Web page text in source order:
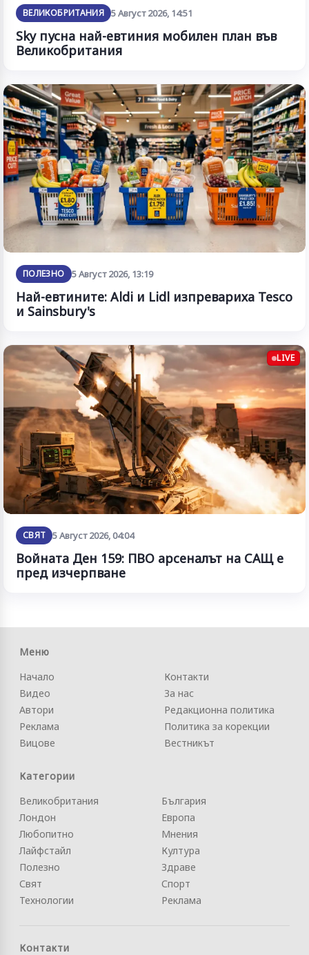
ВЕЛИКОБРИТАНИЯ 5 Август 2026, 14:51
Sky пусна най-евтиния мобилен план във
Великобритания
ПОЛЕЗНО 5 Август 2026, 13:19
Най-евтините: Aldi и Lidl изпревариха Tesco
и Sainsbury's
LIVE
СВЯТ 5 Август 2026, 04:04
Войната Ден 159: ПВО арсеналът на САЩ е
пред изчерпване
Меню
Начало
Видео
Автори
Реклама
Вицове
Контакти
За нас
Редакционна политика
Политика за корекции
Вестникът
Категории
Великобритания
Лондон
Любопитно
Лайфстайл
Полезно
Свят
Технологии
България
Европа
Мнения
Култура
Здраве
Спорт
Реклама
Контакти